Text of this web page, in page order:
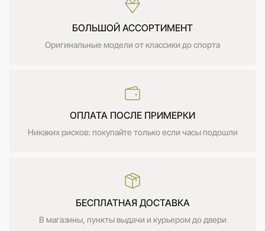
БОЛЬШОЙ АССОРТИМЕНТ
Оригинальные модели от классики до спорта
ОПЛАТА ПОСЛЕ ПРИМЕРКИ
Никаких рисков: покупайте только если часы подошли
БЕСПЛАТНАЯ ДОСТАВКА
В магазины, пункты выдачи и курьером до двери